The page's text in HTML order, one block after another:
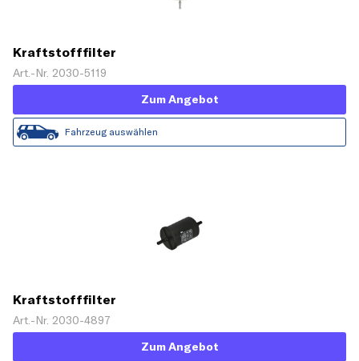
Kraftstofffilter
Art.-Nr. 2030-5119
Zum Angebot
Fahrzeug auswählen
Kraftstofffilter
Art.-Nr. 2030-4897
Zum Angebot